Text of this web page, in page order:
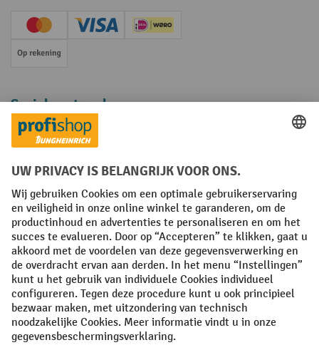
Creditcard (Master)Creditcard (Visa)iDEAL | Wero
Op rekening
Sociale netwerken
Facebook
YouTube
LinkedInInstagram
Algemene leveringsvoorwaarden Copyright
Privacyverklaring Privacy Instellingen
All prices excl. VAT plusshipping costs and possible delivery charges,
if not stated otherwise.
¹ De korting is geldig zolang de voorraad strekt. De korting is niet van
toepassing op speciale prijzen. Een combinatie met andere
procentuele kortingen of vouchers is niet mogelijk. | ² De korting